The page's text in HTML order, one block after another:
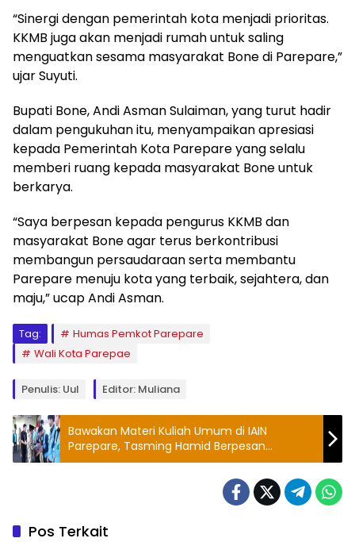
“Sinergi dengan pemerintah kota menjadi prioritas.
KKMB juga akan menjadi rumah untuk saling
menguatkan sesama masyarakat Bone di Parepare,”
ujar Suyuti.
Bupati Bone, Andi Asman Sulaiman, yang turut hadir
dalam pengukuhan itu, menyampaikan apresiasi
kepada Pemerintah Kota Parepare yang selalu
memberi ruang kepada masyarakat Bone untuk
berkarya.
“Saya berpesan kepada pengurus KKMB dan
masyarakat Bone agar terus berkontribusi
membangun persaudaraan serta membantu
Parepare menuju kota yang terbaik, sejahtera, dan
maju,” ucap Andi Asman.
Tag:
Humas Pemkot Parepare
Wali Kota Parepae
Penulis: Uul Editor: Muliana
Bawakan Materi Kuliah Umum di IAIN
Parepare, Tasming Hamid Berpesan
Pendidikan Tinggi adalah Investasi Masa
Pos Terkait